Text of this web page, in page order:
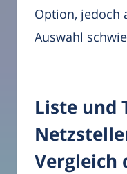
Option, jedoch
Auswahl
Liste und
Vergleich